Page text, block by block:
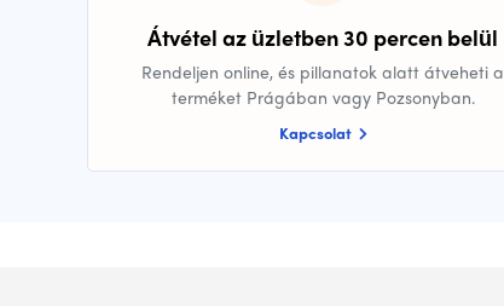
Átvétel az üzletben 30 percen belül
Rendeljen online, és pillanatok alatt átveheti a
terméket Prágában vagy Pozsonyban.
Kapcsolat